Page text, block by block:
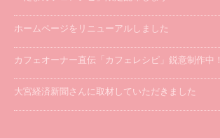
ホームページをリニューアルしました
カフェオーナー直伝「カフェレシピ」鋭意制作中！
大宮経済新聞さんに取材していただきました